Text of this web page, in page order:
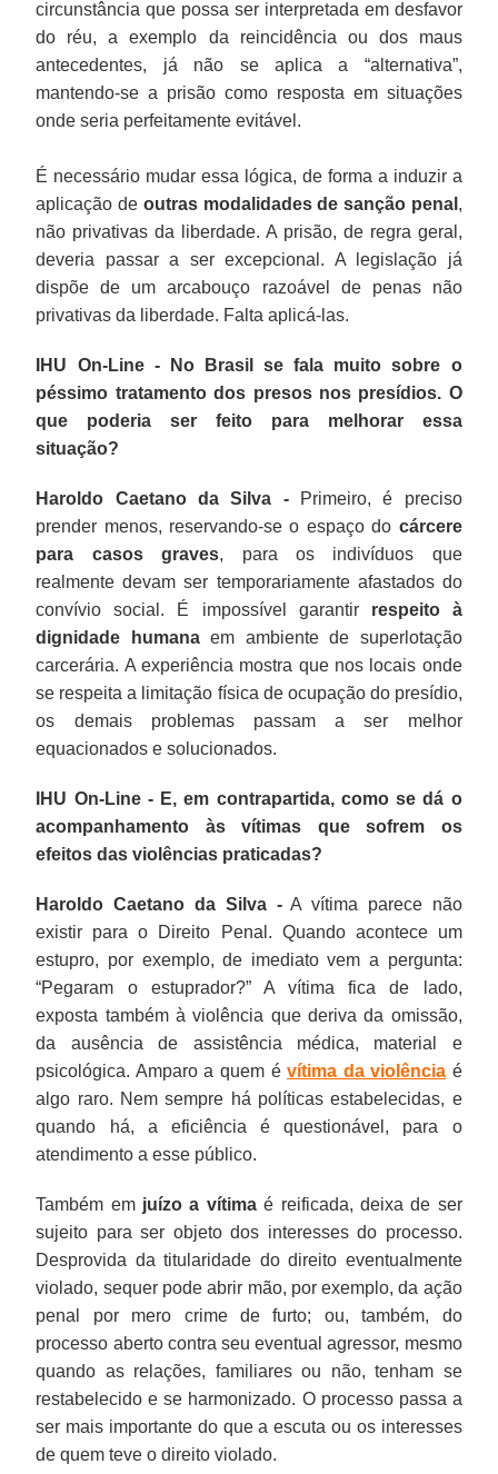
circunstância que possa ser interpretada em desfavor
do réu, a exemplo da reincidência ou dos maus
antecedentes, já não se aplica a “alternativa”,
mantendo-se a prisão como resposta em situações
onde seria perfeitamente evitável.
É necessário mudar essa lógica, de forma a induzir a
aplicação de outras modalidades de sanção penal ,
não privativas da liberdade. A prisão, de regra geral,
deveria passar a ser excepcional. A legislação já
dispõe de um arcabouço razoável de penas não
privativas da liberdade. Falta aplicá-las.
IHU On-Line - No Brasil se fala muito sobre o
péssimo tratamento dos presos nos presídios. O
que poderia ser feito para melhorar essa
situação?
Haroldo Caetano da Silva -Primeiro, é preciso
prender menos, reservando-se o espaço do cárcere
para casos graves, para os indivíduos que
realmente devam ser temporariamente afastados do
convívio social. É impossível garantir respeito à
dignidade humanaem ambiente de superlotação
carcerária. A experiência mostra que nos locais onde
se respeita a limitação física de ocupação do presídio,
os demais problemas passam a ser melhor
equacionados e solucionados.
IHU On-Line - E, em contrapartida, como se dá o
acompanhamento às vítimas que sofrem os
efeitos das violências praticadas?
Haroldo Caetano da Silva -A vítima parece não
existir para o Direito Penal. Quando acontece um
estupro, por exemplo, de imediato vem a pergunta:
“Pegaram o estuprador?” A vítima fica de lado,
exposta também à violência que deriva da omissão,
da ausência de assistência médica, material e
psicológica. Amparo a quem évítima da violência é
algo raro. Nem sempre há políticas estabelecidas, e
quando há, a eficiência é questionável, para o
atendimento a esse público.
Também em juízo a vítimaé reificada, deixa de ser
sujeito para ser objeto dos interesses do processo.
Desprovida da titularidade do direito eventualmente
violado, sequer pode abrir mão, por exemplo, da ação
penal por mero crime de furto; ou, também, do
processo aberto contra seu eventual agressor, mesmo
quando as relações, familiares ou não, tenham se
restabelecido e se harmonizado. O processo passa a
ser mais importante do que a escuta ou os interesses
de quem teve o direito violado.